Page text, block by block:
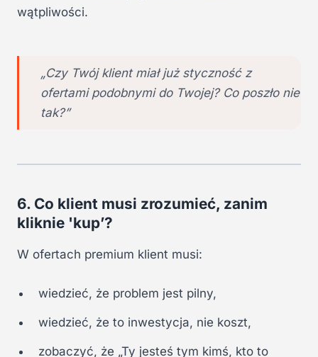
wątpliwości.
„Czy Twój klient miał już styczność z
ofertami podobnymi do Twojej? Co poszło nie
tak?”
6. Co klient musi zrozumieć, zanim
kliknie 'kup’?
W ofertach premium klient musi:
wiedzieć, że problem jest pilny,
wiedzieć, że to inwestycja, nie koszt,
zobaczyć, że „Ty jesteś tym kimś, kto to